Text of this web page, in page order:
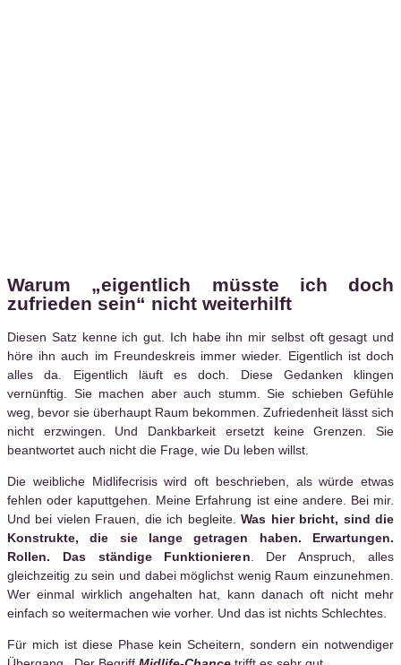
Warum „eigentlich müsste ich doch
zufrieden sein“ nicht weiterhilft
Diesen Satz kenne ich gut. Ich habe ihn mir selbst oft gesagt und
höre ihn auch im Freundeskreis immer wieder. Eigentlich ist doch
alles da. Eigentlich läuft es doch. Diese Gedanken klingen
vernünftig. Sie machen aber auch stumm. Sie schieben Gefühle
weg, bevor sie überhaupt Raum bekommen. Zufriedenheit lässt sich
nicht erzwingen. Und Dankbarkeit ersetzt keine Grenzen. Sie
beantwortet auch nicht die Frage, wie Du leben willst.
Die weibliche Midlifecrisis wird oft beschrieben, als würde etwas
fehlen oder kaputtgehen. Meine Erfahrung ist eine andere. Bei mir.
Und bei vielen Frauen, die ich begleite.Was hier bricht, sind die
Konstrukte, die sie lange getragen haben. Erwartungen.
Rollen. Das ständige Funktionieren. Der Anspruch, alles
gleichzeitig zu sein und dabei möglichst wenig Raum einzunehmen.
Wer einmal wirklich angehalten hat, kann danach oft nicht mehr
einfach so weitermachen wie vorher. Und das ist nichts Schlechtes.
Für mich ist diese Phase kein Scheitern, sondern ein notwendiger